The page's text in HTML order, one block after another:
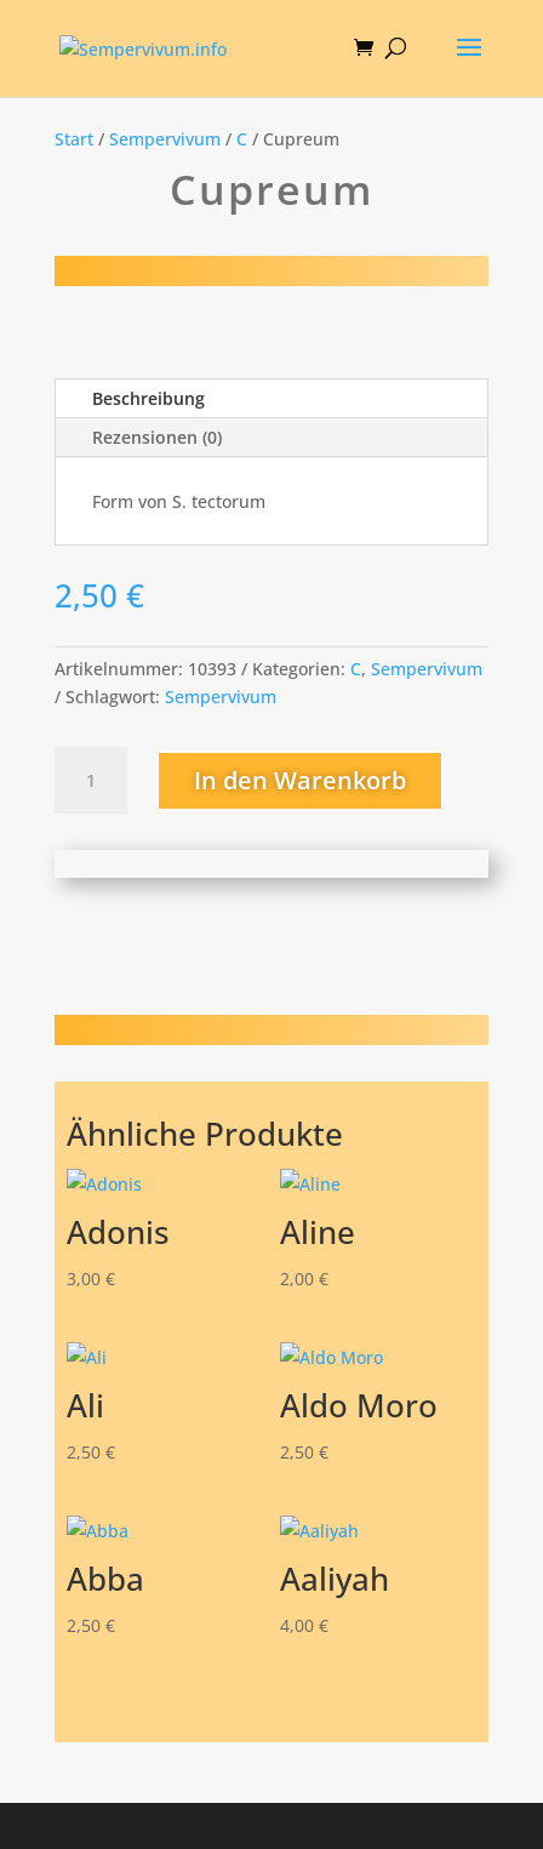
Start/ Sempervivum / C/ Cupreum
Cupreum
Beschreibung
Rezensionen (0)
Form von S. tectorum
2,50 €
Artikelnummer: 10393 Kategorien: C, Sempervivum
Schlagwort: Sempervivum
Menge
In den Warenkorb
Ähnliche Produkte
Adonis
3,00 €
Aline
2,00 €
Ali
2,50 €
Aldo Moro
2,50 €
Abba
2,50 €
Aaliyah
4,00 €